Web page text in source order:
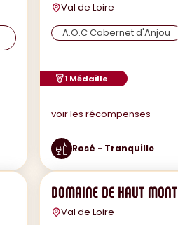
Val de Loire
A.O.C Cabernet d'Anjou
1 Médaille
voir les récompenses
Rosé - Tranquille
DOMAINE DE HAUT MONT
Val de Loire